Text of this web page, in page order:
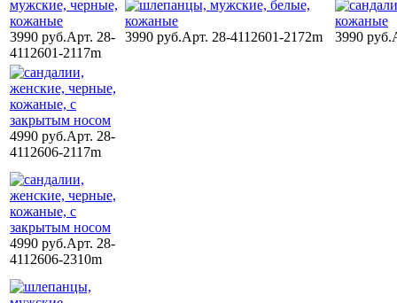
3990 руб.Арт. 28-
4112601-2117m
3990 руб.Арт. 28-4112601-2172m 3990 руб.
4990 руб.Арт. 28-
4112606-2117m
4990 руб.Арт. 28-
4112606-2310m